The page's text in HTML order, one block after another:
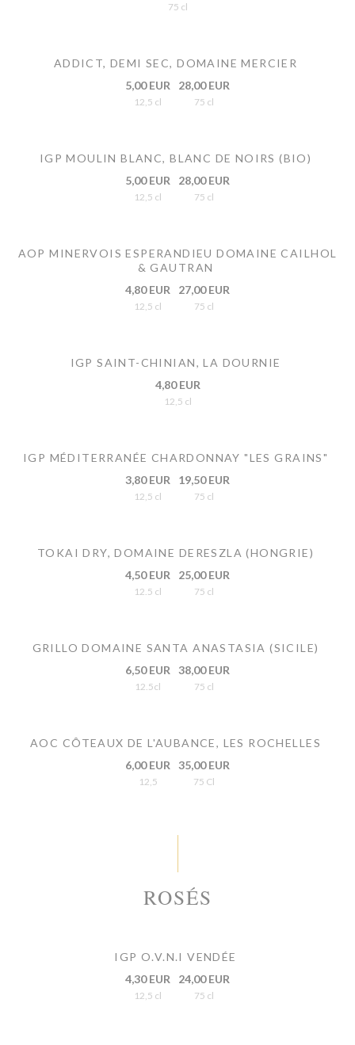
75 cl
ADDICT, DEMI SEC, DOMAINE MERCIER
5,00 EUR
12,5 cl
28,00 EUR
75 cl
IGP MOULIN BLANC, BLANC DE NOIRS (BIO)
5,00 EUR
12,5 cl
28,00 EUR
75 cl
AOP MINERVOIS ESPERANDIEU DOMAINE CAILHOL
& GAUTRAN
4,80 EUR
12,5 cl
27,00 EUR
75 cl
IGP SAINT-CHINIAN, LA DOURNIE
4,80 EUR
12,5 cl
IGP MÉDITERRANÉE CHARDONNAY "LES GRAINS"
3,80 EUR
12,5 cl
19,50 EUR
75 cl
TOKAI DRY, DOMAINE DERESZLA (HONGRIE)
4,50 EUR
12.5 cl
25,00 EUR
75 cl
GRILLO DOMAINE SANTA ANASTASIA (SICILE)
6,50 EUR
12.5cl
38,00 EUR
75 cl
AOC CÔTEAUX DE L'AUBANCE, LES ROCHELLES
6,00 EUR
12,5
35,00 EUR
75 Cl
ROSÉS
IGP O.V.N.I VENDÉE
4,30 EUR
12,5 cl
24,00 EUR
75 cl